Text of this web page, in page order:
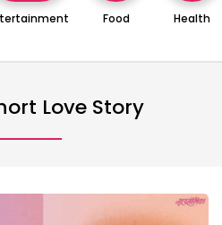
Food Health
Love Story